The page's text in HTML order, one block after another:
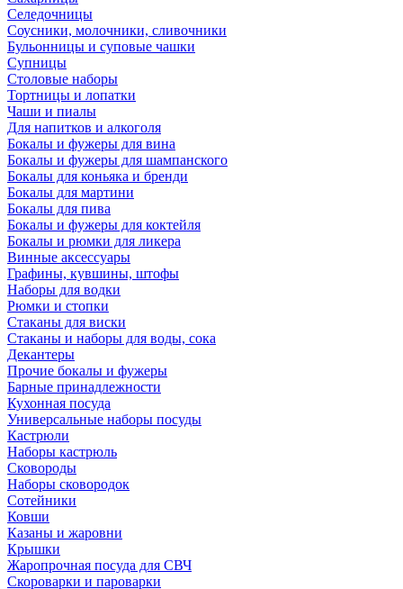
Селедочницы
Соусники, молочники, сливочники
Бульонницы и суповые чашки
Супницы
Столовые наборы
Тортницы и лопатки
Чаши и пиалы
Для напитков и алкоголя
Бокалы и фужеры для вина
Бокалы и фужеры для шампанского
Бокалы для коньяка и бренди
Бокалы для мартини
Бокалы для пива
Бокалы и фужеры для коктейля
Бокалы и рюмки для ликера
Винные аксессуары
Графины, кувшины, штофы
Наборы для водки
Рюмки и стопки
Стаканы для виски
Стаканы и наборы для воды, сока
Декантеры
Прочие бокалы и фужеры
Барные принадлежности
Кухонная посуда
Универсальные наборы посуды
Кастрюли
Наборы кастрюль
Сковороды
Наборы сковородок
Сотейники
Ковши
Казаны и жаровни
Крышки
Жаропрочная посуда для СВЧ
Скороварки и пароварки